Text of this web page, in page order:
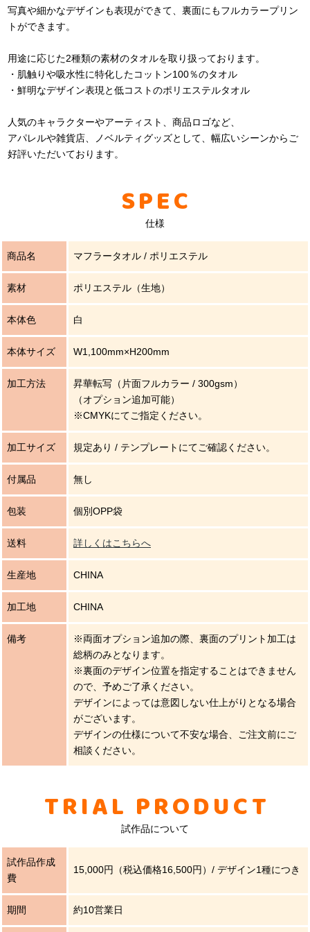
写真や細かなデザインも表現ができて、裏面にもフルカラープリン
トができます。
用途に応じた2種類の素材のタオルを取り扱っております。
・肌触りや吸水性に特化したコットン100％のタオル
・鮮明なデザイン表現と低コストのポリエステルタオル
人気のキャラクターやアーティスト、商品ロゴなど、
アパレルや雑貨店、ノベルティグッズとして、幅広いシーンからご
好評いただいております。
SPEC
仕様
商品名 マフラータオル / ポリエステル
素材 ポリエステル（生地）
本体色 白
本体サイズ W1,100mm×H200mm
加工方法
昇華転写（片面フルカラー / 300gsm）
（オプション追加可能）
※CMYKにてご指定ください。
加工サイズ 規定あり / テンプレートにてご確認ください。
付属品 無し
包装 個別OPP袋
送料 詳しくはこちらへ
生産地 CHINA
加工地 CHINA
備考
※両面オプション追加の際、裏面のプリント加工は
総柄のみとなります。
※裏面のデザイン位置を指定することはできません
ので、予めご了承ください。
デザインによっては意図しない仕上がりとなる場合
がございます。
デザインの仕様について不安な場合、ご注文前にご
相談ください。
TRIAL PRODUCT
試作品について
試作品作成
費
15,000円（税込価格16,500円）/ デザイン1種につき
期間 約10営業日